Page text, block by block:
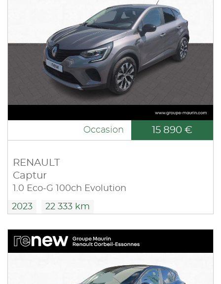
Occasion 15 890 €
RENAULT
Captur
1.0 Eco-G 100ch Evolution
2023 22 333 km